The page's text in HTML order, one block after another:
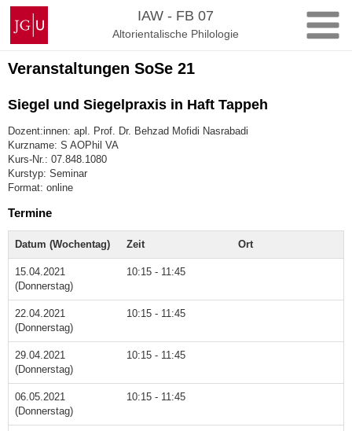
Zum
Inhalt
springen
Johannes
Gutenberg-
Universität
Mainz
IAW - FB 07
Altorientalische Philologie
Veranstaltungen SoSe 21
Siegel und Siegelpraxis in Haft Tappeh
Dozent:innen: apl. Prof. Dr. Behzad Mofidi Nasrabadi
Kurzname: S AOPhil VA
Kurs-Nr.: 07.848.1080
Kurstyp: Seminar
Format: online
Termine
Datum (Wochentag) Zeit Ort
15.04.2021
(Donnerstag)
10:15 - 11:45
22.04.2021
(Donnerstag)
10:15 - 11:45
29.04.2021
(Donnerstag)
10:15 - 11:45
06.05.2021
(Donnerstag)
10:15 - 11:45